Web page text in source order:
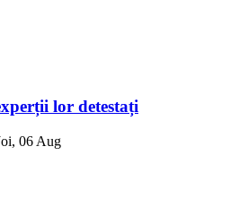
lor detestați
06 Aug